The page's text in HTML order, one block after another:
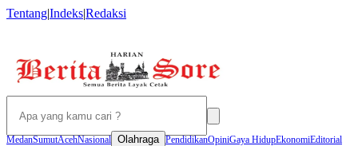
Tentang|Indeks|Redaksi
MedanSumutAcehNasional Olahraga PendidikanOpiniGaya HidupEkonomiEditorial